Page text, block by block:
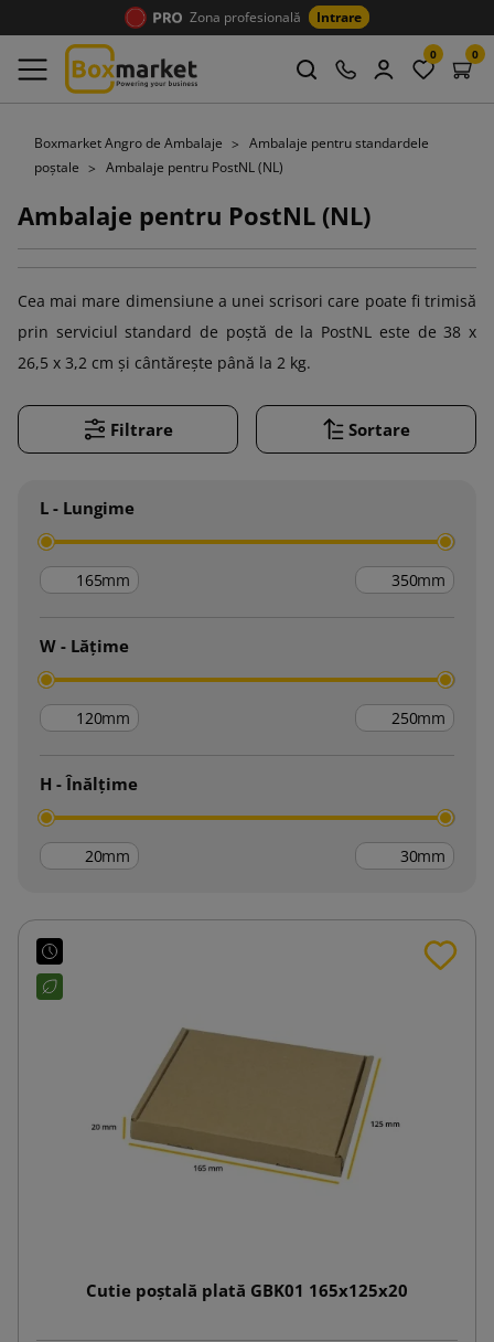
Zona profesională Intrare
0 0
Boxmarket Angro de Ambalaje
Ambalaje pentru standardele
poștale
Ambalaje pentru PostNL (NL)
Ambalaje pentru PostNL (NL)
Cea mai mare dimensiune a unei scrisori care poate fi trimisă
prin serviciul standard de poștă de la PostNL este de 38 x
26,5 x 3,2 cm și cântărește până la 2 kg.
Filtrare Sortare
L - Lungime
mm mm
W - Lățime
mm mm
H - Înălțime
mm mm
Cutie poștală plată GBK01 165x125x20